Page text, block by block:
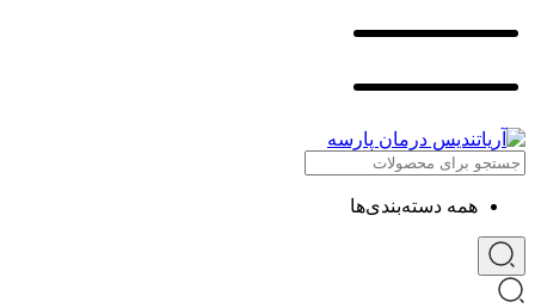
همه دسته‌بندی‌ها